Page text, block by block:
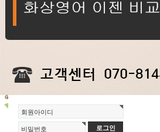
회원아이디
비밀번호